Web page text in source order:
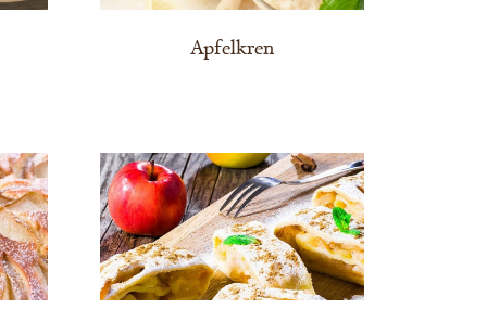
Apfelkren